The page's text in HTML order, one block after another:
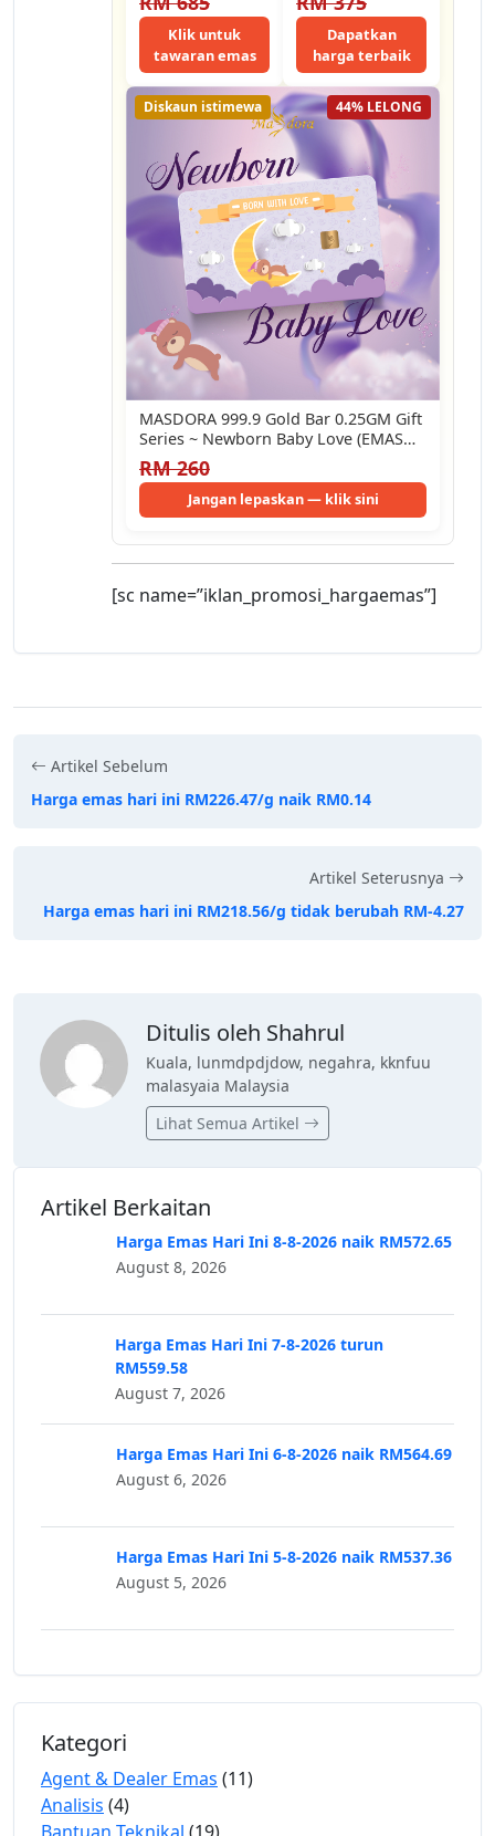
LIMITED
EDITION GOLD
BAR 0.50G 999.9
Klik untuk
tawaran emas
1g (Au 999.9)
Dapatkan
harga terbaik
44% LELONG
Diskaun istimewa
MASDORA 999.9 Gold Bar 0.25GM Gift
Series ~ Newborn Baby Love (EMAS…
RM 260
Jangan lepaskan — klik sini
[sc name=”iklan_promosi_hargaemas”]
Artikel Sebelum
Harga emas hari ini RM226.47/g naik RM0.14
Artikel Seterusnya
Harga emas hari ini RM218.56/g tidak berubah RM-4.27
Ditulis oleh Shahrul
Kuala, lunmdpdjdow, negahra, kknfuu
malasyaia Malaysia
Lihat Semua Artikel
Artikel Berkaitan
Harga Emas Hari Ini 8-8-2026 naik RM572.65
August 8, 2026
Harga Emas Hari Ini 7-8-2026 turun
RM559.58
August 7, 2026
Harga Emas Hari Ini 6-8-2026 naik RM564.69
August 6, 2026
Harga Emas Hari Ini 5-8-2026 naik RM537.36
August 5, 2026
Kategori
Agent & Dealer Emas (11)
Analisis (4)